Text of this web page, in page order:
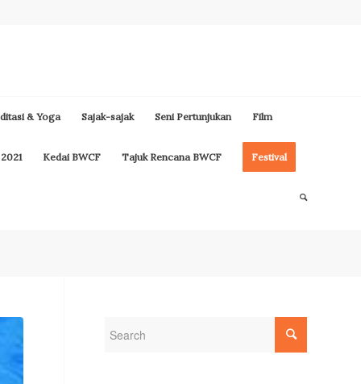
& Yoga Sajak-sajak Seni Pertunjukan Film
Kedai BWCF Tajuk Rencana BWCF Festival